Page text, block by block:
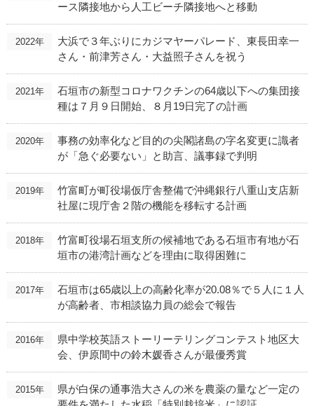
ース隣接地から人工ビーチ隣接地へと移動
2022年
大浜で３年ぶりにカジマヤーパレード、東長田幸一
さん・前津芳さん・大益照子さんを祝う
2021年
石垣市の新型コロナワクチンの64歳以下への集団接
種は７月９日開始、８月19日完了の計画
2020年
事務の効率化など目的の尖閣諸島の字名変更に識者
が「急ぐ必要ない」と助言、議事録で判明
2019年
竹富町が町役場仮庁舎整備で沖縄銀行八重山支店新
社屋に現庁舎２階の機能を移転する計画
2018年
竹富町役場石垣支所の候補地である石垣市有地が石
垣市の港湾計画などを理由に取得困難に
2017年
石垣市は65歳以上の高齢化率が20.08％で５人に１人
が高齢者、市相談協力員の総会で報告
2016年
県中学校英語ストーリーテリングコンテスト地区大
会、伊原間中の鈴木媛香さんが最優秀賞
2015年
県が白保の通事浩大さんの米を農薬の量など一定の